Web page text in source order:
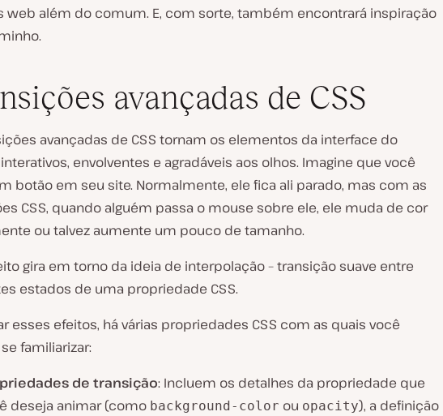
web além do comum. E, com sorte, também encontrará inspiração
avançadas de CSS
avançadas de CSS tornam os elementos da interface do
envolventes e agradáveis aos olhos. Imagine que você
botão em seu site. Normalmente, ele fica ali parado, mas com as
CSS, quando alguém passa o mouse sobre ele, ele muda de cor
ou talvez aumente um pouco de tamanho.
gira em torno da ideia de interpolação – transição suave entre
estados de uma propriedade CSS.
esses efeitos, há várias propriedades CSS com as quais você
familiarizar:
de transição: Incluem os detalhes da propriedade que
deseja animar (como background-color ou opacity), a definição